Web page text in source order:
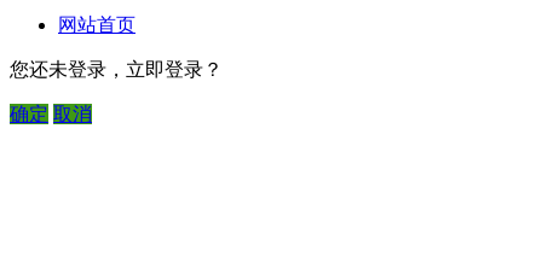
网站首页
您还未登录，立即登录？
确定 取消